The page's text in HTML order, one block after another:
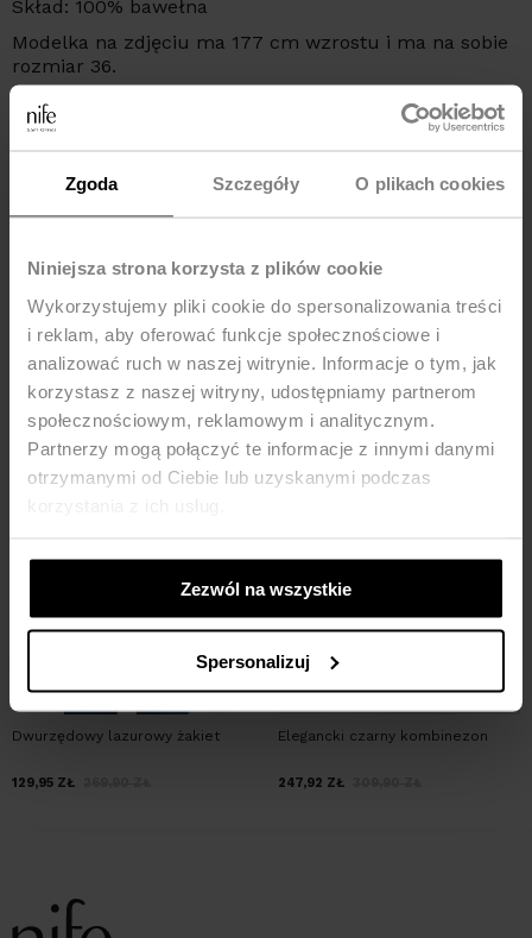
Zgoda Szczegóły O plikach cookies
Niniejsza strona korzysta z plików cookie
Wykorzystujemy pliki cookie do spersonalizowania treści
i reklam, aby oferować funkcje społecznościowe i
analizować ruch w naszej witrynie. Informacje o tym, jak
korzystasz z naszej witryny, udostępniamy partnerom
społecznościowym, reklamowym i analitycznym.
Partnerzy mogą połączyć te informacje z innymi danymi
otrzymanymi od Ciebie lub uzyskanymi podczas
Zezwól na wszystkie
Spersonalizuj
Skład: 100% bawełna
Modelka na zdjęciu ma 177 cm wzrostu i ma na sobie
rozmiar 36.
Podmiot odpowiedzialny za ten produkt na terytorium
UE:
NIFE Sp. z o o., ul. Lipowa 22/24, 42-202 Częstochowa,
kraj: Polska, telefon: +48 535 123 772, e-mail:
sklep@nife.pl
MOŻE CI SIĘ SPODOBAĆ
-52%
Dwurzędowy lazurowy żakiet
129,95 ZŁ
-20%
Elegancki czarny kombinezon
247,92 ZŁ